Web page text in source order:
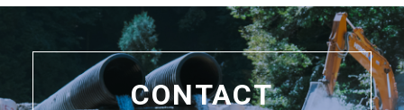
CONTACT